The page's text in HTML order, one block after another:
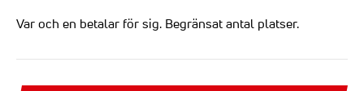
Var och en betalar för sig. Begränsat antal platser.